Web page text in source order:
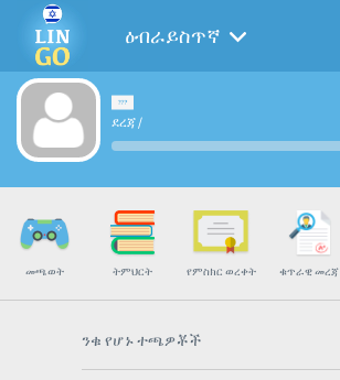
ዕብራይስጥኛ
ደረጃ/
መጫወት ትምህርት የምስክር ወረቀት ቁጥራዊ መረጃ
ንቁ የሆኑ ተጫዎቾች